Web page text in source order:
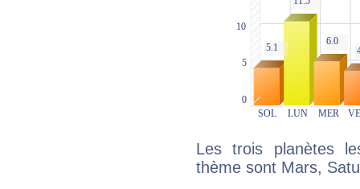
Les trois planètes
thème sont Mars,